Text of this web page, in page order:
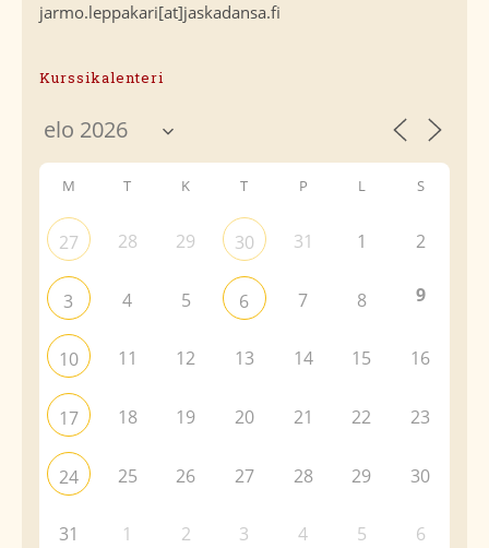
jarmo.leppakari[at]jaskadansa.fi
Kurssikalenteri
M T K T P L S
27 28 29 30 31 1 2
3 4 5 6 7 8 9
10 11 12 13 14 15 16
17 18 19 20 21 22 23
24 25 26 27 28 29 30
31 1 2 3 4 5 6